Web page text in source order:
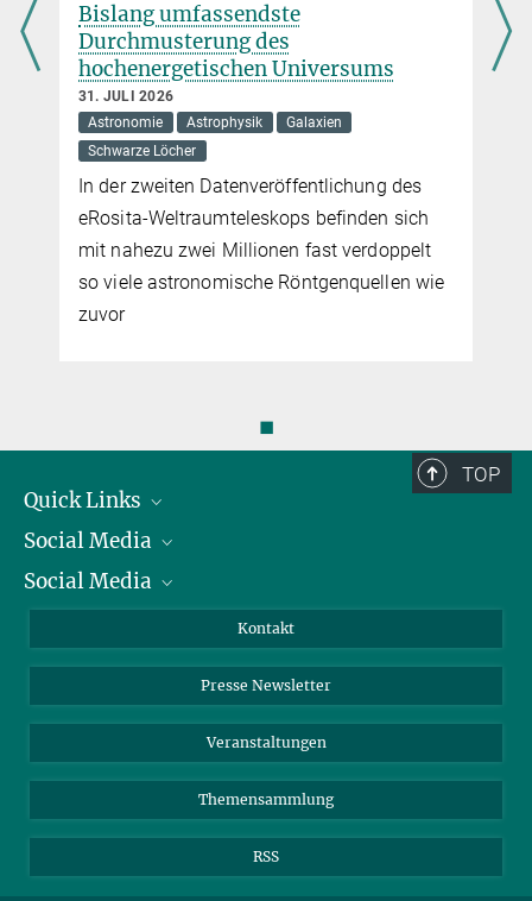
Das Universum im Fokus
20. JUNI 2025
Bilder vom Weltall sehen nicht nur gut aus, sie enthalten auch eine
Menge Informationen. Was steckt drin und was unterscheidet vier
prominente Teleskope? Ein Überblick.
Bislang umfassendste
Durchmusterung des
hochenergetischen Universums
31. JULI 2026
Astronomie
Astrophysik
Galaxien
Schwarze Löcher
In der zweiten Datenveröffentlichung des
eRosita-Weltraumteleskops befinden sich
mit nahezu zwei Millionen fast verdoppelt
so viele astronomische Röntgenquellen wie
zuvor
◼
TOP
Quick Links
Präsident
Zahlen und Fakten
Meldestelle Fehlverhalten
Social Media
Bluesky
TikTok
Social Media
Instagram
YouTube
Kontakt
Presse Newsletter
Veranstaltungen
Themensammlung
RSS